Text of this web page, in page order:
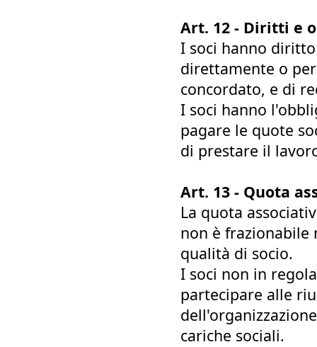
Art. 12 - Diritti e
I soci hanno
direttamente o
concordato, e di
I soci hanno
pagare le quote
di prestare il
Art. 13 - Quota
La quota
non è frazionabile
qualità di socio.
I soci non in
partecipare alle
cariche sociali.